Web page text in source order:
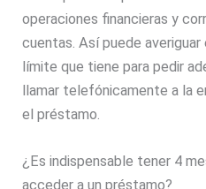
operaciones financieras y
cuentas. Así puede
límite que tiene para pedir
llamar telefónicamente a la
el préstamo.
¿Es indispensable tener 4
acceder a un préstamo?